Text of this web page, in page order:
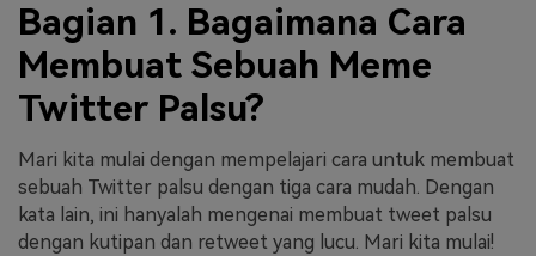
Bagian 1. Bagaimana Cara
Membuat Sebuah Meme
Twitter Palsu?
Mari kita mulai dengan mempelajari cara untuk membuat
sebuah Twitter palsu dengan tiga cara mudah. Dengan
kata lain, ini hanyalah mengenai membuat tweet palsu
dengan kutipan dan retweet yang lucu. Mari kita mulai!